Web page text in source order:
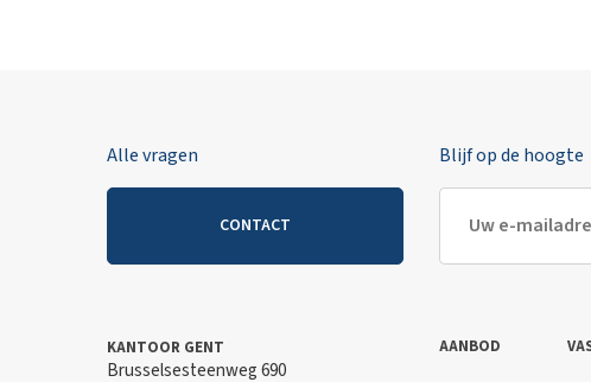
Alle vragen
CONTACT
Blijf op de hoogte
KANTOOR GENT
Brusselsesteenweg 690
AANBOD